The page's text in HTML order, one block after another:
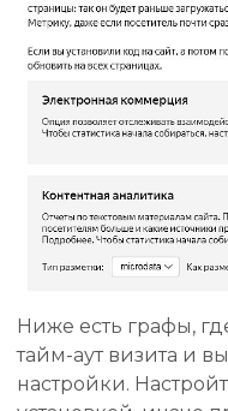
Ниже есть графы,
тайм-аут визита и
настройки.